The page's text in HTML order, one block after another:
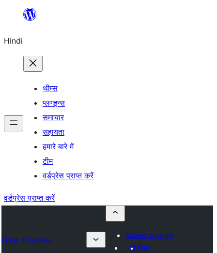
सामग्री
जाएं
Hindi
थीम्स
प्लगइन्स
समाचार
सहायता
हमारे बारे में
टीम
वर्डप्रेस प्राप्त करें
वर्डप्रेस प्राप्त करें
Plugin Directory
Submit a plugin
मेरे प्रिय